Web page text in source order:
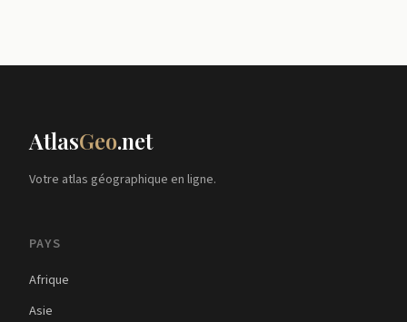
AtlasGeo.net
Votre atlas géographique en ligne.
PAYS
Afrique
Asie